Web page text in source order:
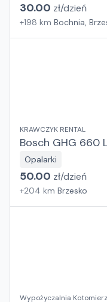
30.00 zł/dzień
+198 km Bochnia,
KRAWCZYK RENTAL
Bosch GHG 660
Opalarki
50.00 zł/dzień
+204 km Brzesko
Wypożyczalnia